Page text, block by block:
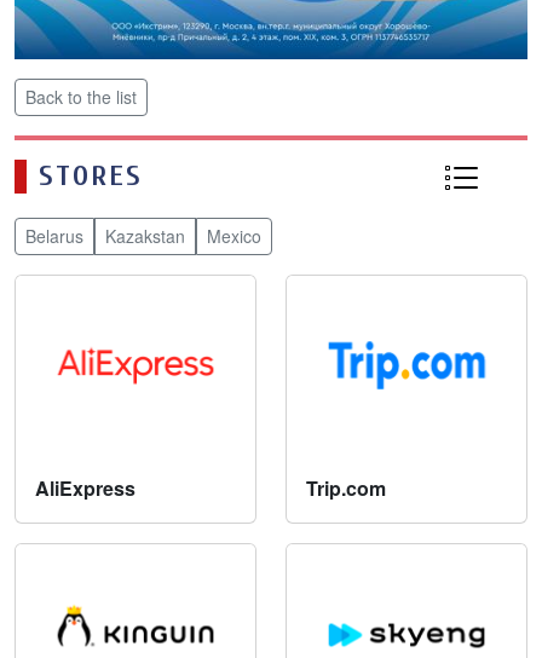
Back to the list
STORES
Belarus Kazakstan Mexico
AliExpress Trip.com